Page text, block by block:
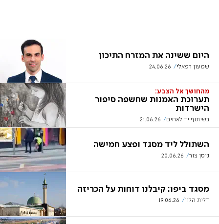
היום ששינה את המזרח התיכון
שמעון רפאלי 24.06.26
מהחושך אל הצבע:
תערוכת האמנות שחשפה סיפור
הישרדות
בשיתוף יד לאחים 21.06.26
השתולל ליד מסגד ופצע חמישה
ניסן צור 20.06.26
מסגד ביפו: קיבלנו דוחות על הכריזה
דלית הלוי 19.06.26